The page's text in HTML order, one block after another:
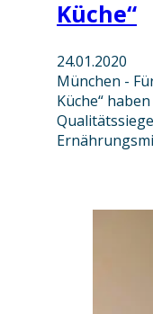
Küche“
24.01.2020
München -
Küche“